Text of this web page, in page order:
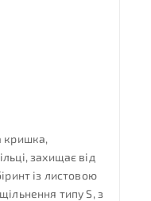
кришка,
захищає від
із листовою
типу S, з